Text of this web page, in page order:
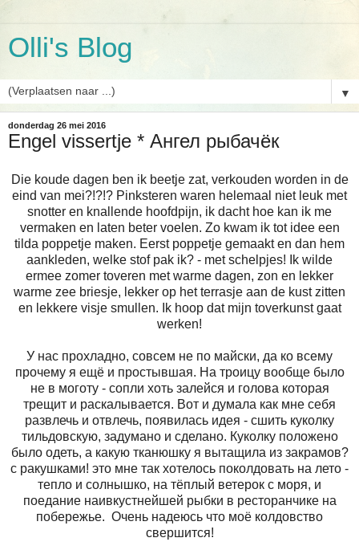
Olli's Blog
▼
donderdag 26 mei 2016
Engel vissertje * Ангел рыбачёк
Die koude dagen ben ik beetje zat, verkouden worden in de
eind van mei?!?!? Pinksteren waren helemaal niet leuk met
snotter en knallende hoofdpijn, ik dacht hoe kan ik me
vermaken en laten beter voelen. Zo kwam ik tot idee een
tilda poppetje maken. Eerst poppetje gemaakt en dan hem
aankleden, welke stof pak ik? - met schelpjes! Ik wilde
ermee zomer toveren met warme dagen, zon en lekker
warme zee briesje, lekker op het terrasje aan de kust zitten
en lekkere visje smullen. Ik hoop dat mijn toverkunst gaat
werken!
У нас прохладно, совсем не по майски, да ко всему
прочему я ещё и простывшая. На троицу вообще было
не в моготу - сопли хоть залейся и голова которая
трещит и раскалывается. Вот и думала как мне себя
развлечь и отвлечь, появилась идея - сшить куколку
тильдовскую, задумано и сделано. Куколку положено
было одеть, а какую тканюшку я вытащила из закрамов?
с ракушками! это мне так хотелось поколдовать на лето -
тепло и солнышко, на тёплый ветерок с моря, и
поедание наивкустнейшей рыбки в ресторанчике на
побережье. Очень надеюсь что моё колдовство
свершится!